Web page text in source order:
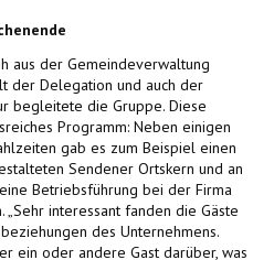
aus der Gemeindeverwaltung
der Delegation und auch der
begleitete die Gruppe. Diese
Programm: Neben einigen
gab es zum Beispiel einen
Sendener Ortskern und an
Betriebsführung bei der Firma
interessant fanden die Gäste
des Unternehmens.
ein oder andere Gast darüber, was